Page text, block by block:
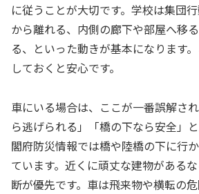
に従うことが大切です。学校は集団
から離れる、内側の廊下や部屋へ移
る、といった動きが基本になります
しておくと安心です。
車にいる場合は、ここが一番誤解さ
ら逃げられる」「橋の下なら安全」
閣府防災情報では橋や陸橋の下に行
ています。近くに頑丈な建物がある
断が優先です。車は飛来物や横転の